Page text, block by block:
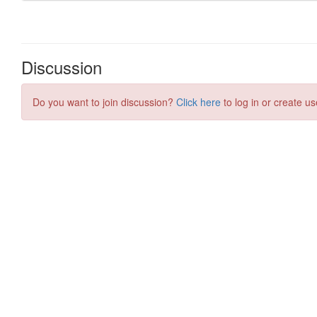
Discussion
Do you want to join discussion? Click here to log in or create